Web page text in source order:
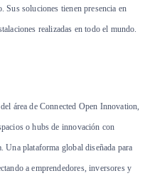
Sus soluciones tienen presencia en
realizadas en todo el mundo.
área de Connected Open Innovation,
o hubs de innovación con
Una plataforma global diseñada para
a emprendedores, inversores y